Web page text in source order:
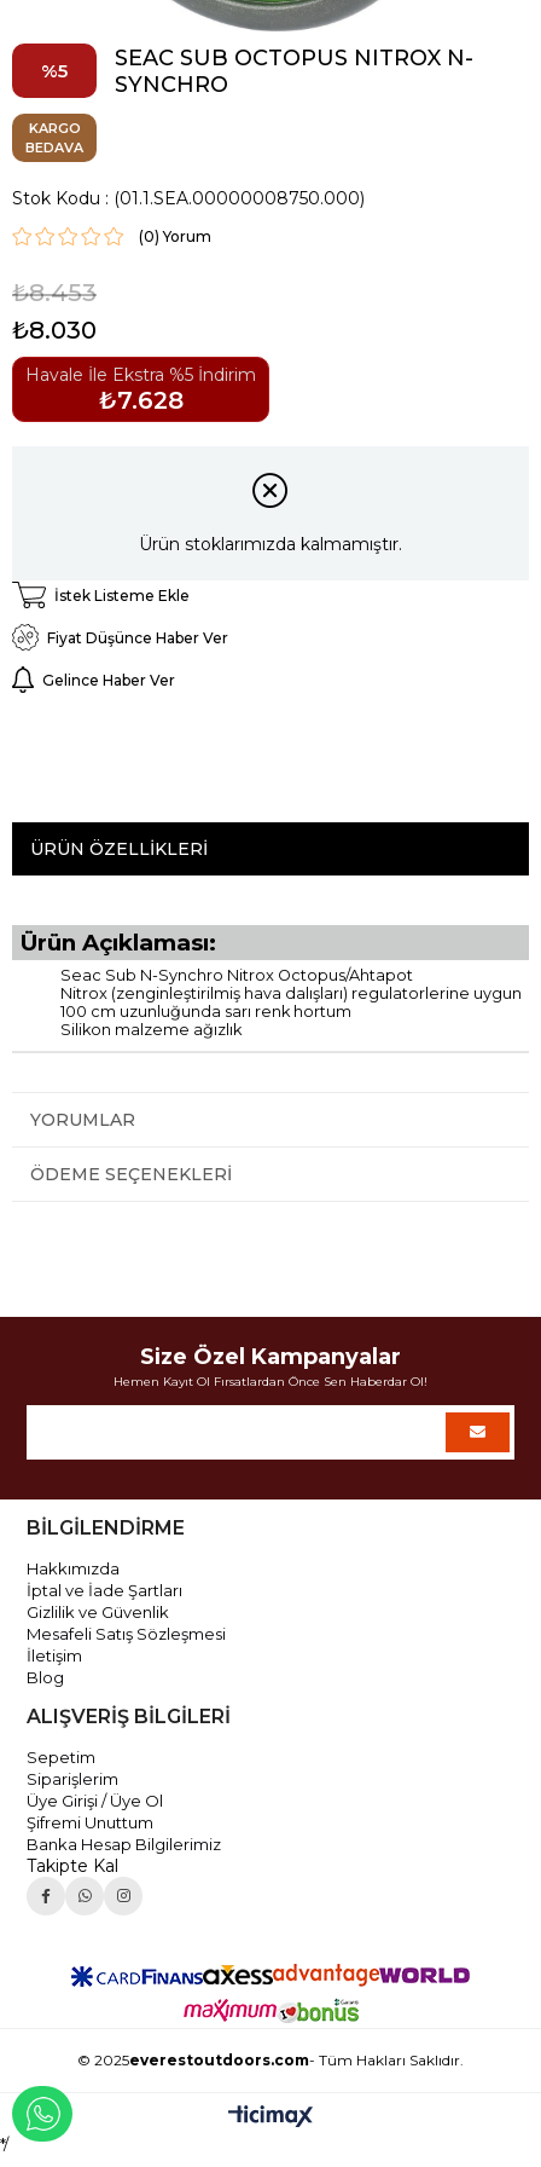
5
SEAC SUB OCTOPUS NITROX N-
SYNCHRO
KARGO
BEDAVA
Stok Kodu (01.1.SEA.00000008750.000)
(0)
₺8.453
₺8.030
Havale İle Ekstra %5 İndirim
₺7.628
Ürün stoklarımızda kalmamıştır.
İstek Listeme Ekle
Fiyat Düşünce Haber Ver
Gelince Haber Ver
ÜRÜN ÖZELLIKLERI
Ürün Açıklaması:
Seac Sub N-Synchro Nitrox Octopus/Ahtapot
Nitrox (zenginleştirilmiş hava dalışları) regulatorlerine uygun
100 cm uzunluğunda sarı renk hortum
Silikon malzeme ağızlık
YORUMLAR
ÖDEME SEÇENEKLERI
Size Özel Kampanyalar
Hemen Kayıt Ol Fırsatlardan Önce Sen Haberdar Ol!
BİLGİLENDİRME
Hakkımızda
İptal ve İade Şartları
Gizlilik ve Güvenlik
Mesafeli Satış Sözleşmesi
İletişim
Blog
ALIŞVERİŞ BİLGİLERİ
Sepetim
Siparişlerim
Üye Girişi / Üye Ol
Şifremi Unuttum
Banka Hesap Bilgilerimiz
Takipte Kal
© 2025everestoutdoors.com- Tüm Hakları Saklıdır.
*/
WHATSAPP İLE İLETİŞİME GEÇ